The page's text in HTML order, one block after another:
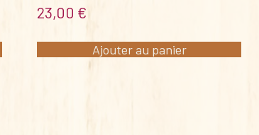
23,00 €
Ajouter au panier